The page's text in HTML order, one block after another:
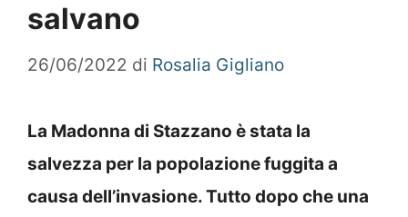
salvano
26/06/2022 di Rosalia Gigliano
La Madonna di Stazzano è stata la
salvezza per la popolazione fuggita a
causa dell’invasione. Tutto dopo che una